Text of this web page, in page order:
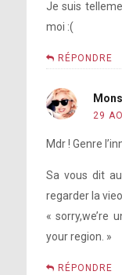
Je suis
moi :(
RÉPONDRE
29
Mdr ! Genre
Sa vous dit
regarder la vieo
« sorry,we’re
your region. »
RÉPONDRE